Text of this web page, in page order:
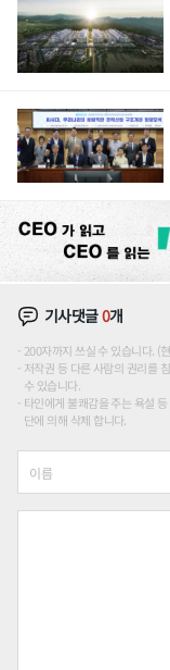
기사댓글0개
200자까지 쓰실 수 있습니다.
저작권 등 다른 사람의 권리를
수 있습니다.
타인에게 불쾌감을 주는 욕설
단에 의해 삭제 합니다.